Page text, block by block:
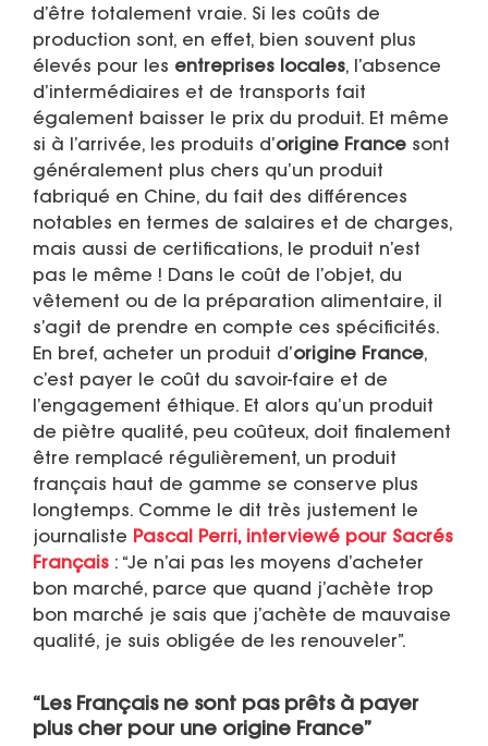
d’être totalement vraie. Si les coûts de
production sont, en effet, bien souvent plus
élevés pour les entreprises locales, l’absence
d’intermédiaires et de transports fait
également baisser le prix du produit. Et même
si à l’arrivée, les produits d’origine France sont
généralement plus chers qu’un produit
fabriqué en Chine, du fait des différences
notables en termes de salaires et de charges,
mais aussi de certifications, le produit n’est
pas le même ! Dans le coût de l’objet, du
vêtement ou de la préparation alimentaire, il
s’agit de prendre en compte ces spécificités.
En bref, acheter un produit d’origine France,
c’est payer le coût du savoir-faire et de
l’engagement éthique. Et alors qu’un produit
de piètre qualité, peu coûteux, doit finalement
être remplacé régulièrement, un produit
français haut de gamme se conserve plus
longtemps. Comme le dit très justement le
journaliste Pascal Perri, interviewé pour Sacrés
Français : “Je n’ai pas les moyens d’acheter
bon marché, parce que quand j’achète trop
bon marché je sais que j’achète de mauvaise
qualité, je suis obligée de les renouveler”.
“Les Français ne sont pas prêts à payer
plus cher pour une origine France”